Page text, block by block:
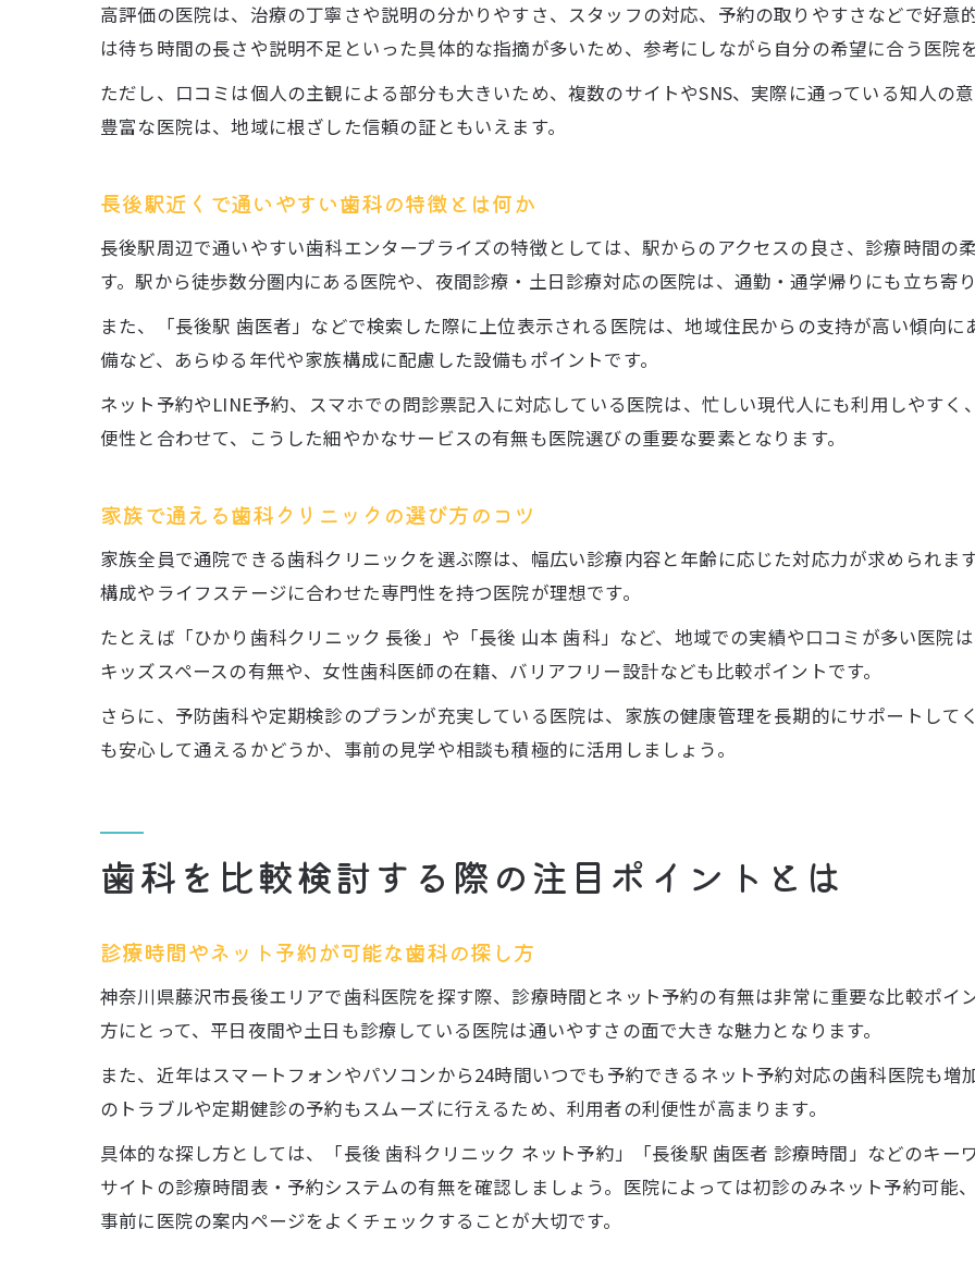
芸能界で注目される歯科ケアの実態に迫る
小さなお子様も安心できる歯科の選び方ガイド
年代別の歯科ニーズに応える医院選びの工夫
高評価の医院は、治療の丁寧さや説明の分かりやすさ、スタッフの対応、予約の取りやすさなどで好意
は待ち時間の長さや説明不足といった具体的な指摘が多いため、参考にしながら自分の希望に合う医院
ただし、口コミは個人の主観による部分も大きいため、複数のサイトやSNS、実際に通っている知人の
豊富な医院は、地域に根ざした信頼の証ともいえます。
長後駅近くで通いやすい歯科の特徴とは何か
長後駅周辺で通いやすい歯科エンタープライズの特徴としては、駅からのアクセスの良さ、診療時間の
す。駅から徒歩数分圏内にある医院や、夜間診療・土日診療対応の医院は、通勤・通学帰りにも立ち寄り
また、「長後駅 歯医者」などで検索した際に上位表示される医院は、地域住民からの支持が高い傾向
備など、あらゆる年代や家族構成に配慮した設備もポイントです。
ネット予約やLINE予約、スマホでの問診票記入に対応している医院は、忙しい現代人にも利用しやすく
便性と合わせて、こうした細やかなサービスの有無も医院選びの重要な要素となります。
家族で通える歯科クリニックの選び方のコツ
家族全員で通院できる歯科クリニックを選ぶ際は、幅広い診療内容と年齢に応じた対応力が求められま
構成やライフステージに合わせた専門性を持つ医院が理想です。
たとえば「ひかり歯科クリニック 長後」や「長後 山本 歯科」など、地域での実績や口コミが多い医院
キッズスペースの有無や、女性歯科医師の在籍、バリアフリー設計なども比較ポイントです。
さらに、予防歯科や定期検診のプランが充実している医院は、家族の健康管理を長期的にサポートして
も安心して通えるかどうか、事前の見学や相談も積極的に活用しましょう。
歯科を比較検討する際の注目ポイントとは
診療時間やネット予約が可能な歯科の探し方
神奈川県藤沢市長後エリアで歯科医院を探す際、診療時間とネット予約の有無は非常に重要な比較ポイ
方にとって、平日夜間や土日も診療している医院は通いやすさの面で大きな魅力となります。
また、近年はスマートフォンやパソコンから24時間いつでも予約できるネット予約対応の歯科医院も増
のトラブルや定期健診の予約もスムーズに行えるため、利用者の利便性が高まります。
具体的な探し方としては、「長後 歯科クリニック ネット予約」「長後駅 歯医者 診療時間」などのキー
サイトの診療時間表・予約システムの有無を確認しましょう。医院によっては初診のみネット予約可能
事前に医院の案内ページをよくチェックすることが大切です。